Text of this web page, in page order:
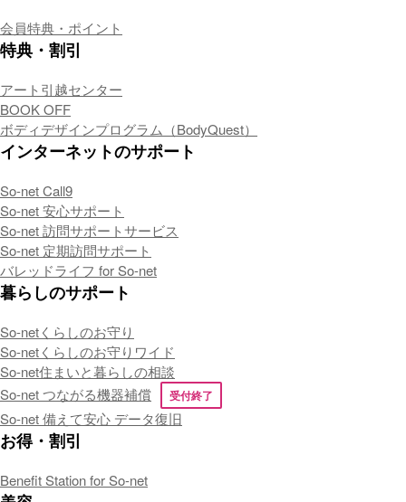
会員特典・ポイント
特典・割引
アート引越センター
BOOK OFF
ボディデザインプログラム（BodyQuest）
インターネットのサポート
So-net Call9
So-net 安心サポート
So-net 訪問サポートサービス
So-net 定期訪問サポート
バレッドライフ for So-net
暮らしのサポート
So-netくらしのお守り
So-netくらしのお守りワイド
So-net住まいと暮らしの相談
So-net つながる機器補償
受付終了
So-net 備えて安心 データ復旧
お得・割引
Benefit Station for So-net